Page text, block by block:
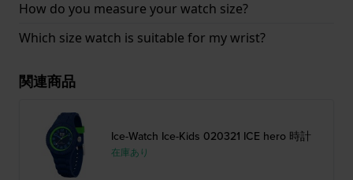
How do you measure your watch size?
Which size watch is suitable for my wrist?
関連商品
Ice-Watch Ice-Kids 020321 ICE hero 時計
在庫あり